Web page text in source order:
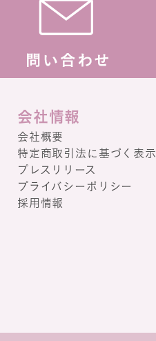
会社情報
会社概要
特定商取引法に基づく表示
プレスリリース
プライバシーポリシー
採用情報